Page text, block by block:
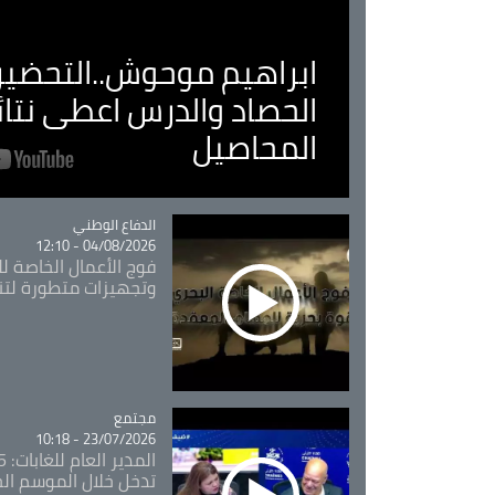
ابراهيم
الحصاد والدرس اعطى
المحاصيل
Catégorie
الدفاع الوطني
04/08/2026 - 12:10
فوج الأعمال الخاصة
وتجهيزات متطورة
Catégorie
مجتمع
23/07/2026 - 10:18
تدخل خلال الموسم